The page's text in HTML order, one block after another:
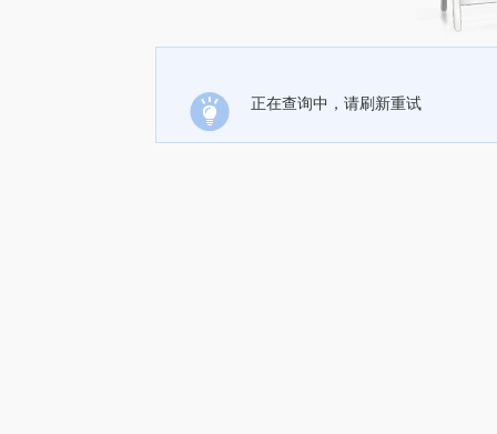
正在查询中，请刷新重试